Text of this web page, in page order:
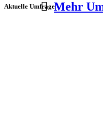
Aktuelle UmfrageMehr